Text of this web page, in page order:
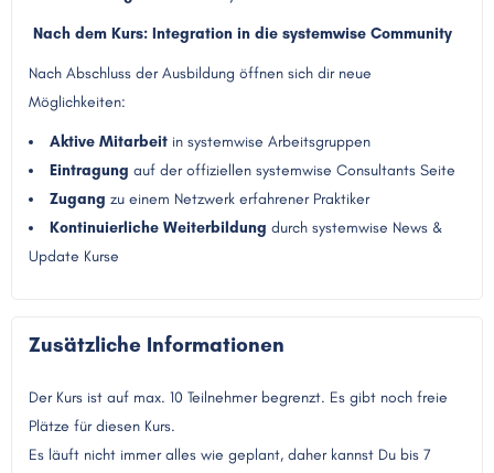
Nach dem Kurs: Integration in die systemwise Community
Nach Abschluss der Ausbildung öffnen sich dir neue
Möglichkeiten:
Aktive Mitarbeit in systemwise Arbeitsgruppen
Eintragung auf der offiziellen systemwise Consultants Seite
Zugang zu einem Netzwerk erfahrener Praktiker
Kontinuierliche Weiterbildung durch systemwise News &
Update Kurse
Zusätzliche Informationen
Der Kurs ist auf max. 10 Teilnehmer begrenzt. Es gibt noch freie
Plätze für diesen Kurs.
Es läuft nicht immer alles wie geplant, daher kannst Du bis 7